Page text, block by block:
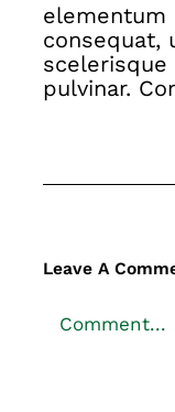
elementum
consequat,
pulvinar.
Leave A
Comment